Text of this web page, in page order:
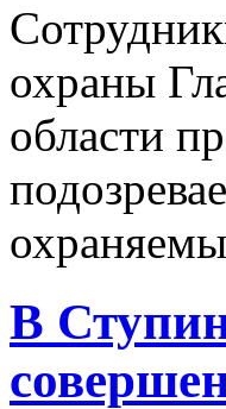
охраны
области
В